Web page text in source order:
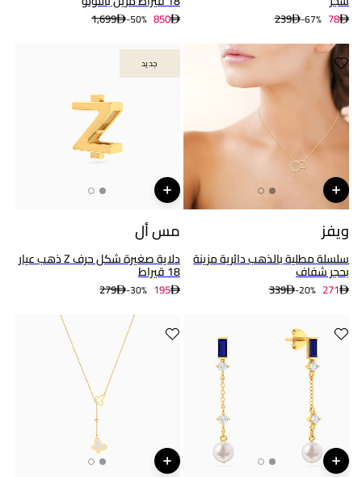
239 67%- 78
1,699 50%- 850
ويفز
سلسلة مطلية بالذهب دائرية مزينة
بحجر شفاف
339 20%- 271
جديد
جديد
مس أل
دلاية صغيرة شكل حرف Z ذهب عيار
18 قيراط
279 30%- 195